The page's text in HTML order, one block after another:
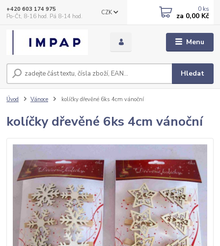
Menu
CZK
Hledat
+420 603 174 975
Po-Čt, 8-16 hod. Pá 8-14 hod.
0 ks
za 0,00 Kč
Úvod Vánoce kolíčky dřevěné 6ks 4cm vánoční
kolíčky dřevěné 6ks 4cm vánoční